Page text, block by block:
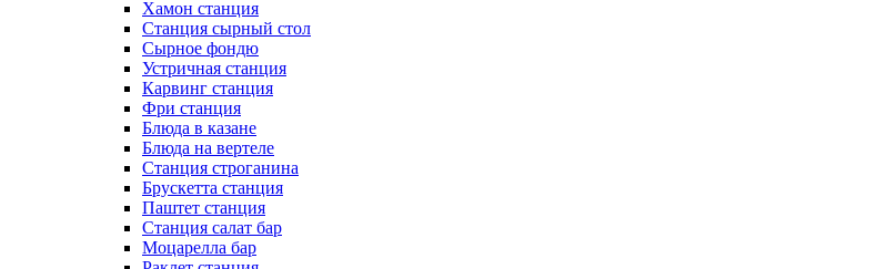
Хамон станция
Станция сырный стол
Сырное фондю
Устричная станция
Карвинг станция
Фри станция
Блюда в казане
Блюда на вертеле
Станция строганина
Брускетта станция
Паштет станция
Станция салат бар
Моцарелла бар